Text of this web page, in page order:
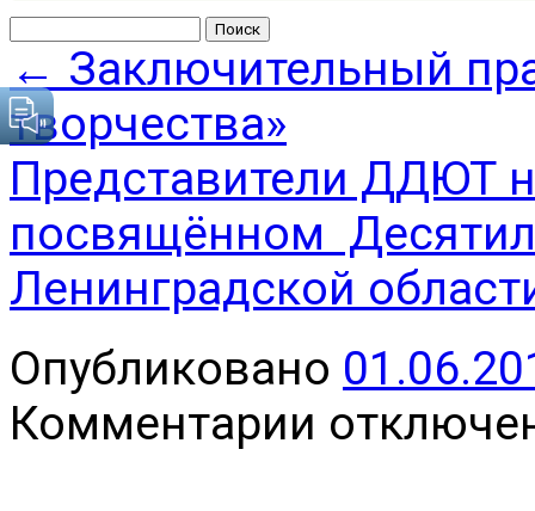
← Заключительный
творчества»
Представители ДДЮТ
посвящённом
Ленинградской
Опубликовано
Комментарии
записи